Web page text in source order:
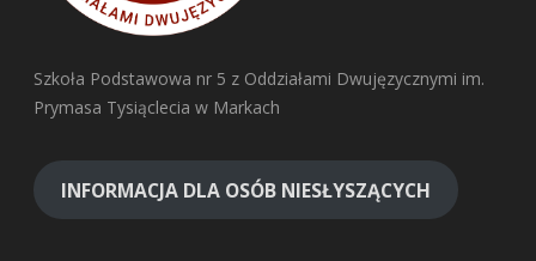
Szkoła Podstawowa nr 5 z Oddziałami Dwujęzycznymi im.
Prymasa Tysiąclecia w Markach
INFORMACJA DLA OSÓB NIESŁYSZĄCYCH